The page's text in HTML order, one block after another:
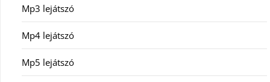
Mp3 lejátszó
Mp4 lejátszó
Mp5 lejátszó